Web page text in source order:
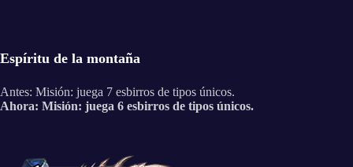
Espíritu de la montaña
Antes: Misión: juega 7 esbirros de tipos únicos.
Ahora: Misión: juega 6 esbirros de tipos únicos.